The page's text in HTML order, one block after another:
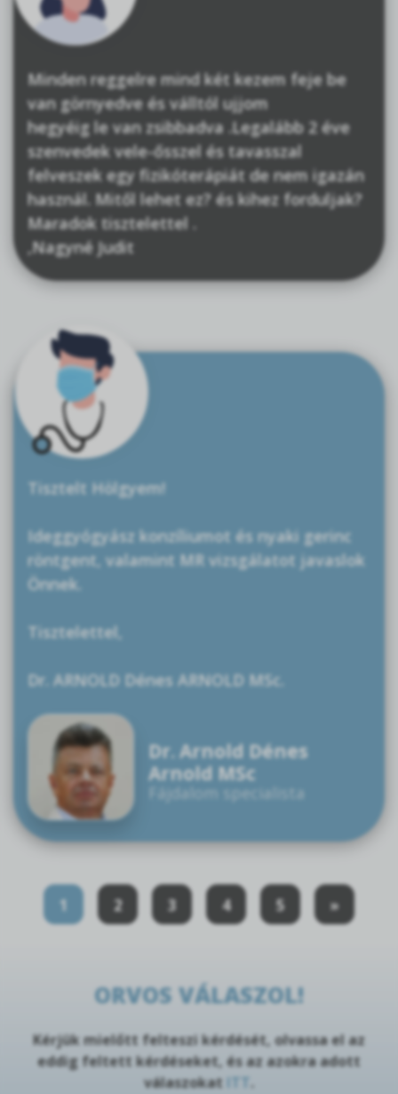
Minden reggelre mind két kezem feje be
van görnyedve és válltól ujjom
hegyéig le van zsibbadva .Legalább 2 éve
szenvedek vele-ősszel és tavasszal
felveszek egy fizikóterápiát de nem igazán
használ. Mitől lehet ez? és kihez forduljak?
Maradok tisztelettel .
,Nagyné Judit
Tisztelt Hölgyem!
Ideggyógyász konzíliumot és nyaki gerinc
röntgent, valamint MR vizsgálatot javaslok
Önnek.
Tisztelettel,
Dr. ARNOLD Dénes ARNOLD MSc.
Dr. Arnold Dénes
Arnold MSc
Fájdalom specialista
1 2 3 4 5 »
ORVOS VÁLASZOL!
Kérjük mielőtt felteszi kérdését, olvassa el az
eddig feltett kérdéseket, és az azokra adott
válaszokat